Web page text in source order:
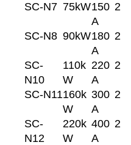
SC-N7 75kW150
A
2
SC-N8 90kW180
A
2
SC-
N10
110k
W
220
A
2
SC-N11160k
W
300
A
2
SC-
N12
220k
W
400
A
2